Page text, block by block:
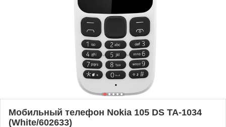
Мобильный телефон Nokia 105 DS TA-1034
(White/602633)